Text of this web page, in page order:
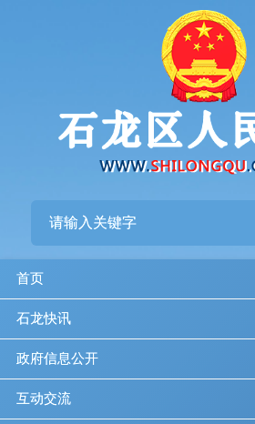
首页
石龙快讯
政府信息公开
互动交流